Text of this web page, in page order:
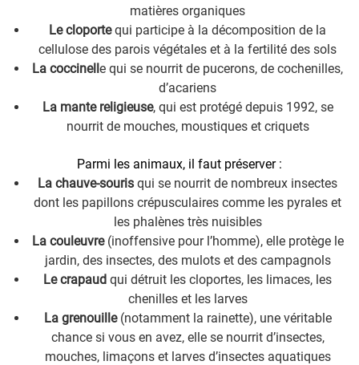
matières organiques
Le cloportequi participe à la décomposition de la
cellulose des parois végétales et à la fertilité des sols
La coccinelle qui se nourrit de pucerons, de cochenilles,
d’acariens
La mante religieuse, qui est protégé depuis 1992, se
nourrit de mouches, moustiques et criquets
Parmi les animaux, il faut préserver :
La chauve-souris qui se nourrit de nombreux insectes
dont les papillons crépusculaires comme les pyrales et
les phalènes très nuisibles
La couleuvre(inoffensive pour l’homme), elle protège le
jardin, des insectes, des mulots et des campagnols
Le crapaud qui détruit les cloportes, les limaces, les
chenilles et les larves
La grenouille(notamment la rainette), une véritable
chance si vous en avez, elle se nourrit d’insectes,
mouches, limaçons et larves d’insectes aquatiques